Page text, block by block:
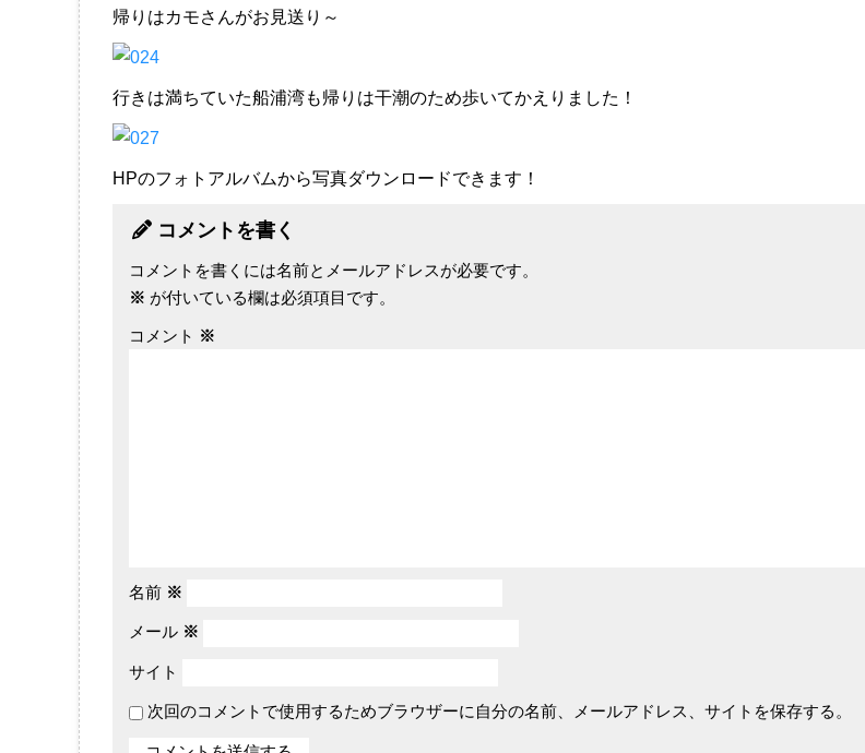
帰りはカモさんがお見送り～
行きは満ちていた船浦湾も帰りは干潮のため歩いてかえりました！
HPのフォトアルバムから写真ダウンロードできます！
コメントを書く
コメントを書くには名前とメールアドレスが必要です。
※ が付いている欄は必須項目です。
コメント ※
名前 ※
メール ※
サイト
次回のコメントで使用するためブラウザーに自分の名前、メールアドレス、サイトを保存する。